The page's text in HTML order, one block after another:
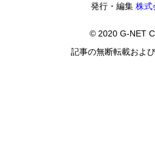
発行・編集株式
© 2020 G-NET
記事の無断転載およ